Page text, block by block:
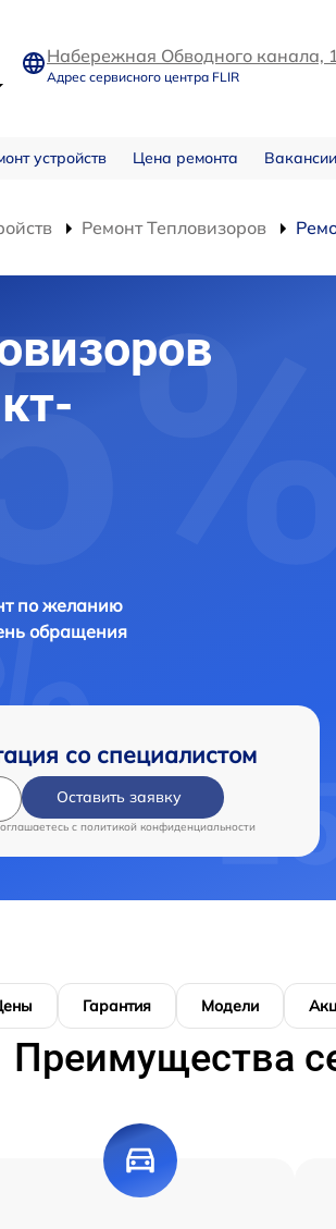
Набережная Обводного канала,
Адрес сервисного центра FLIR
устройств Цена ремонта Вакансии
Ремонт Тепловизоров
по желанию
обращения
со специалистом
Оставить заявку
c политикой конфиденциальности
Гарантия Модели
Преимущества